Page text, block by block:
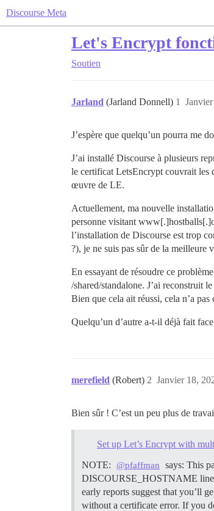
Discourse Meta
Let's Encrypt
Soutien
Jarland (Jarland Donnell) 1
J’espère que quelqu’un pourra me
J’ai installé Discourse à plusieurs
le certificat LetsEncrypt couvrait les
œuvre de LE.
Actuellement, ma nouvelle
personne visitant
l’installation de Discourse est trop
?), je ne suis pas sûr de la meilleure
En essayant de résoudre ce
/shared/standalone. J’ai reconstruit
Bien que cela ait réussi, cela n’a
Quelqu’un d’autre a-t-il déjà fait
merefield (Robert) Janvier 18,
2
Bien sûr ! C’est un peu plus de
Set up Let’s Encrypt with
NOTE: @pfaffman
says: This
DISCOURSE_HOSTNAME line
early reports suggest that you’ll
without a certificate error. If you